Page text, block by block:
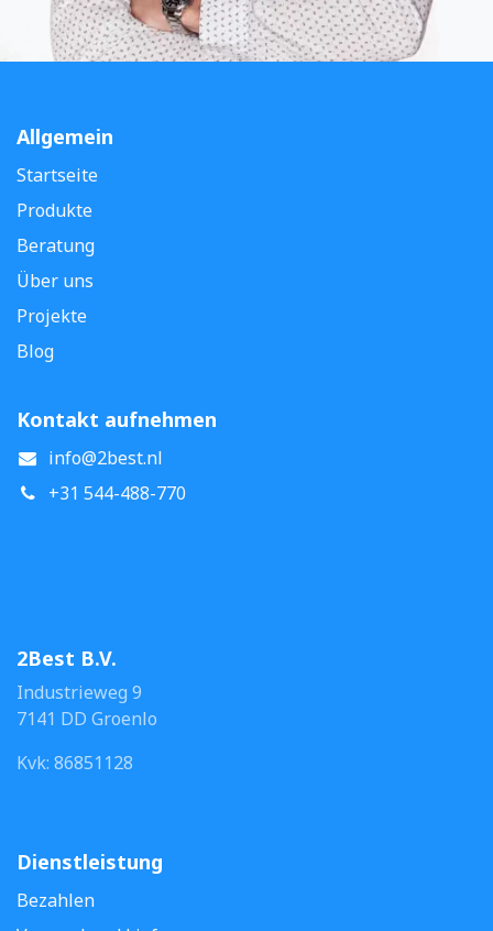
Allgemein
Startseite
Produkte
Beratung
Über uns
Projekte
Blog
Kontakt aufnehmen
info@2best.nl
+31 544-488-770
2Best B.V.
Industrieweg 9
7141 DD Groenlo
Kvk: 86851128
Dienstleistung
Bezahlen